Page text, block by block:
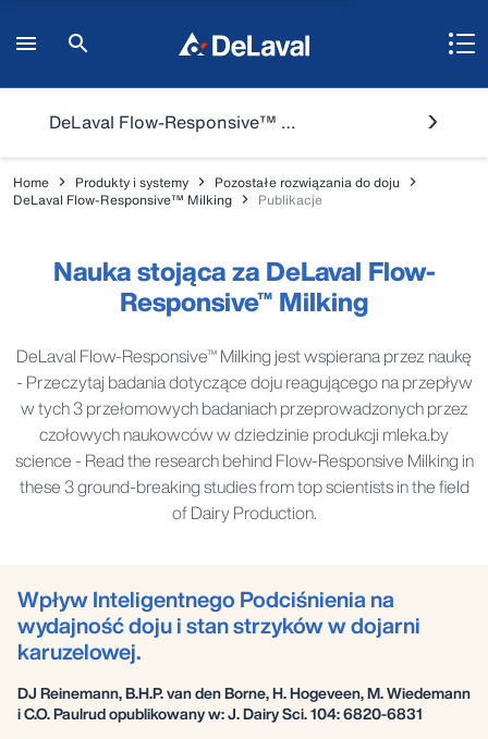
DeLaval Flow-Responsive™ Milking
Home Produkty i systemy
Pozostałe rozwiązania do doju
DeLaval Flow-Responsive™ Milking
Publikacje
Nauka stojąca za DeLaval Flow-
Responsive™ Milking
DeLaval Flow-Responsive™ Milking jest wspierana przez naukę
- Przeczytaj badania dotyczące doju reagującego na przepływ
w tych 3 przełomowych badaniach przeprowadzonych przez
czołowych naukowców w dziedzinie produkcji mleka.by
science - Read the research behind Flow-Responsive Milking in
these 3 ground-breaking studies from top scientists in the field
of Dairy Production.
Wpływ Inteligentnego Podciśnienia na
wydajność doju i stan strzyków w dojarni
karuzelowej.
DJ Reinemann, B.H.P. van den Borne, H. Hogeveen, M. Wiedemann
i C.O. Paulrud opublikowany w: J. Dairy Sci. 104: 6820-6831